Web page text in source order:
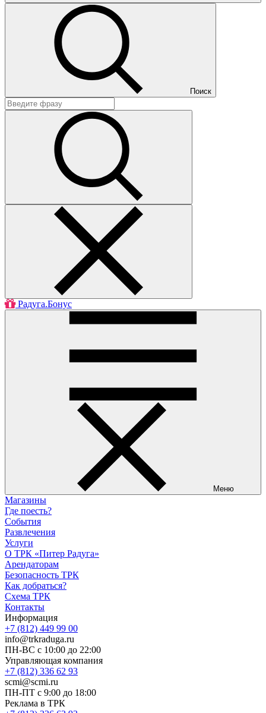
Поиск
Радуга.Бонус
Меню
Магазины
Где поесть?
События
Развлечения
Услуги
О ТРК «Питер Радуга»
Арендаторам
Безопасность ТРК
Как добраться?
Схема ТРК
Контакты
Информация
+7 (812) 449 99 00
info@trkraduga.ru
ПН-ВС с 10:00 до 22:00
Управляющая компания
+7 (812) 336 62 93
scmi@scmi.ru
ПН-ПТ с 9:00 до 18:00
Реклама в ТРК